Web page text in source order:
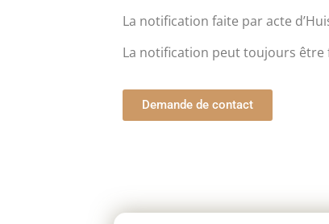
La notification faite par acte
La notification peut toujours être
Demande de contact